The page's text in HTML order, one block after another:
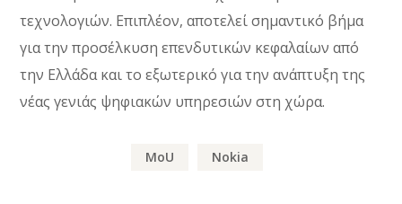
τεχνολογιών. Επιπλέον, αποτελεί σημαντικό βήμα
για την προσέλκυση επενδυτικών κεφαλαίων από
την Ελλάδα και το εξωτερικό για την ανάπτυξη της
νέας γενιάς ψηφιακών υπηρεσιών στη χώρα.
MoU Nokia